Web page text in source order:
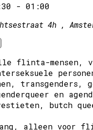
-01:00
4h ,
flinta-mensen,
transgenders,
en
butch
alleen voor